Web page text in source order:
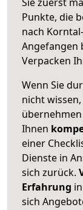
Punkte, die
nach
Angefangen
Verpacken
Wenn Sie
nicht
Ihnen
einer
Dienste in
sich zurück.
Erfahrung
sich